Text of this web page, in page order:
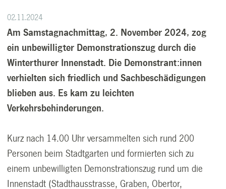
02.11.2024
Am Samstagnachmittag, 2. November 2024, zog
ein unbewilligter Demonstrationszug durch die
Winterthurer Innenstadt. Die Demonstrant:innen
verhielten sich friedlich und Sachbeschädigungen
blieben aus. Es kam zu leichten
Verkehrsbehinderungen.
Kurz nach 14.00 Uhr versammelten sich rund 200
Personen beim Stadtgarten und formierten sich zu
einem unbewilligten Demonstrationszug rund um die
Innenstadt (Stadthausstrasse, Graben, Obertor,